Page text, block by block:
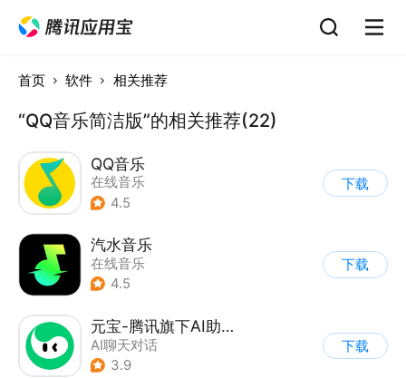
首页 软件 相关推荐
“QQ音乐简洁版”的相关推荐(22)
QQ音乐
在线音乐
4.5
下载
汽水音乐
在线音乐
4.5
下载
元宝-腾讯旗下AI助手
AI聊天对话
3.9
下载